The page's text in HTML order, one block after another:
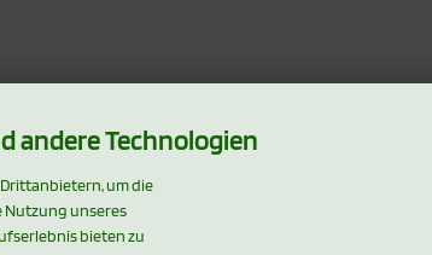
andere Technologien
um die
Nutzung unseres
bieten zu